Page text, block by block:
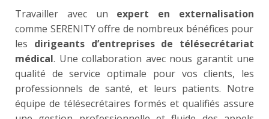
Travailler avec un expert en externalisation
comme SERENITY offre de nombreux bénéfices pour
les dirigeants d’entreprises de télésecrétariat
médical. Une collaboration avec nous garantit une
qualité de service optimale pour vos clients, les
professionnels de santé, et leurs patients. Notre
équipe de télésecrétaires formés et qualifiés assure